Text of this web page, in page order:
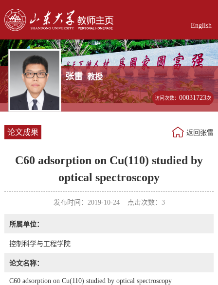
English
张雷 教授
访问次数：00031723次
论文成果 返回张雷
C60 adsorption on Cu(110) studied by
optical spectroscopy
发布时间：2019-10-24 点击次数： 3
所属单位：
控制科学与工程学院
论文名称：
C60 adsorption on Cu(110) studied by optical spectroscopy